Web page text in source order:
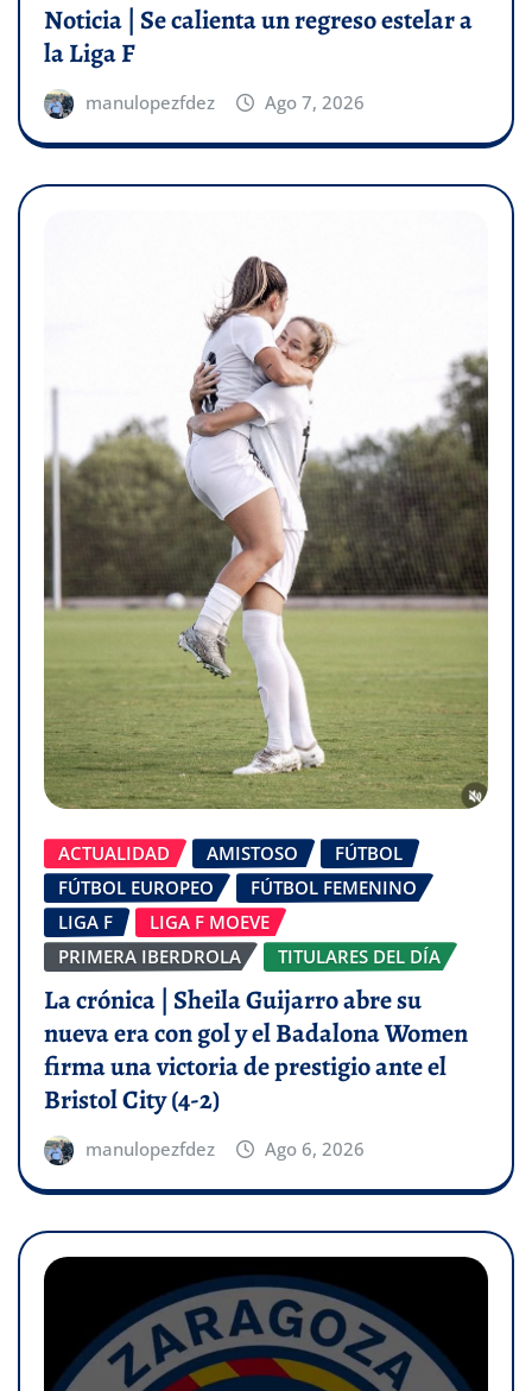
Noticia | Se calienta un regreso estelar a
la Liga F
manulopezfdez Ago 7, 2026
ACTUALIDAD AMISTOSO
FÚTBOL
FÚTBOL EUROPEO
FÚTBOL FEMENINO
LIGA F
LIGA F MOEVE
PRIMERA IBERDROLA
TITULARES DEL DÍA
La crónica | Sheila Guijarro abre su
nueva era con gol y el Badalona Women
firma una victoria de prestigio ante el
Bristol City (4-2)
manulopezfdez Ago 6, 2026